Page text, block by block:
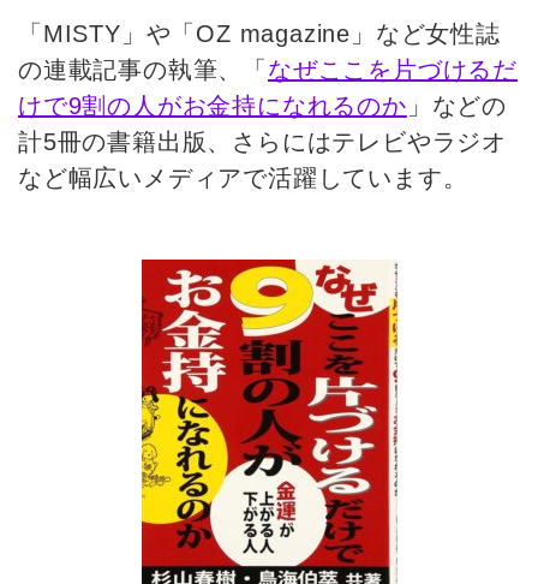
「MISTY」や「OZ magazine」など⼥性誌
の連載記事の執筆、「 なぜここを片づけるだ
けで9割の人がお金持になれるのか 」などの
計5冊の書籍出版、さらにはテレビやラジオ
など幅広いメディアで活躍しています。